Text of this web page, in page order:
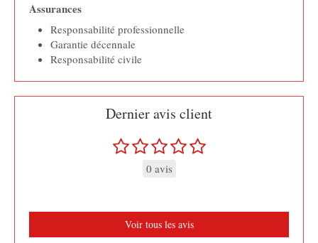
Assurances
Responsabilité professionnelle
Garantie décennale
Responsabilité civile
Dernier avis client
0 avis
Voir tous les avis